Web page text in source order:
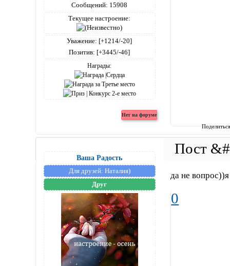
Сообщений: 15908
Текущее настроение:
Уважение: [+1214/-20]
Позитив: [+3445/-46]
Награды:
Ваша Радость
Для друзей: Наталия)
Друг
да не
0